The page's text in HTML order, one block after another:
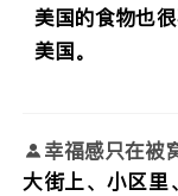
美国的食物也
美国。
幸福感只在被
大街上、小区里